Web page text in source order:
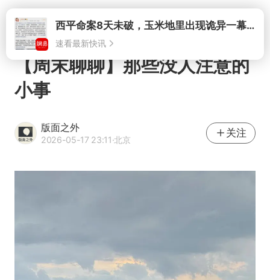
打开西平命案8天未破，玉米地里出现诡异一幕，我突然想起了欧金中
速看最新快讯
【周末聊聊】那些没人注意的
小事
版面之外
2026-05-17 23:11·北京
关注